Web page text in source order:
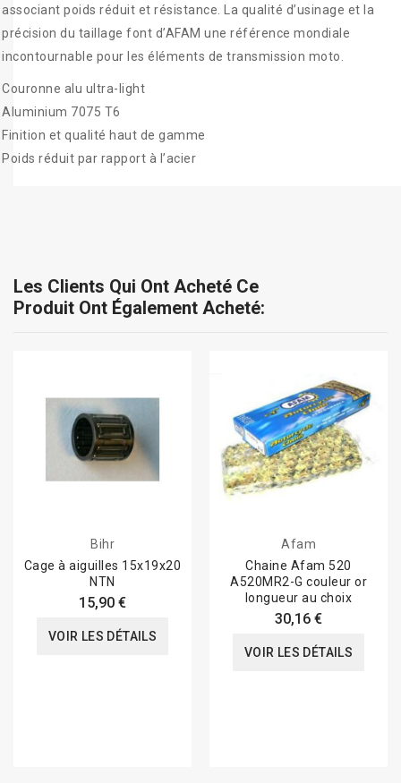
associant poids réduit et résistance. La qualité d’usinage et la
précision du taillage font d’AFAM une référence mondiale
incontournable pour les éléments de transmission moto.
Couronne alu ultra-light
Aluminium 7075 T6
Finition et qualité haut de gamme
Poids réduit par rapport à l’acier
Les Clients Qui Ont Acheté Ce
Produit Ont Également Acheté:
Bihr
Cage à aiguilles 15x19x20
NTN
15,90 €
VOIR LES DÉTAILS
Afam
Chaine Afam 520
A520MR2-G couleur or
longueur au choix
30,16 €
VOIR LES DÉTAILS